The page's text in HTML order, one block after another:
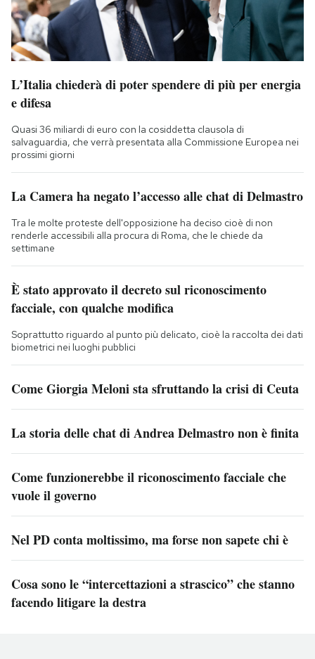
L’Italia chiederà di poter spendere di più per energia
e difesa
Quasi 36 miliardi di euro con la cosiddetta clausola di
salvaguardia, che verrà presentata alla Commissione Europea nei
prossimi giorni
La Camera ha negato l’accesso alle chat di Delmastro
Tra le molte proteste dell'opposizione ha deciso cioè di non
renderle accessibili alla procura di Roma, che le chiede da
settimane
È stato approvato il decreto sul riconoscimento
facciale, con qualche modifica
Soprattutto riguardo al punto più delicato, cioè la raccolta dei dati
biometrici nei luoghi pubblici
Come Giorgia Meloni sta sfruttando la crisi di Ceuta
La storia delle chat di Andrea Delmastro non è finita
Come funzionerebbe il riconoscimento facciale che
vuole il governo
Nel PD conta moltissimo, ma forse non sapete chi è
Cosa sono le “intercettazioni a strascico” che stanno
facendo litigare la destra